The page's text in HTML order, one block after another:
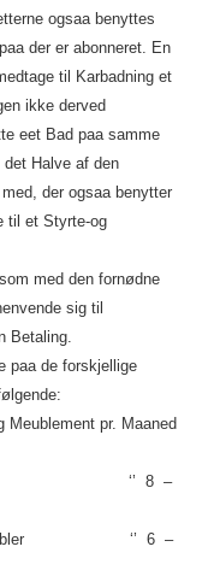
ogsaa benyttes
der er abonneret. En
til Karbadning et
ikke derved
eet Bad paa samme
det Halve af den
der ogsaa benytter
til et Styrte-og
med den fornødne
sig til
Betaling.
paa de forskjellige
pr. Maaned
‘’ 8 –
Meubler ‘’ 6 –